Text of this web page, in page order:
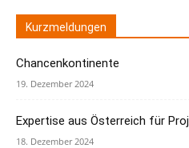
Kurzmeldungen
Chancenkontinente
19. Dezember 2024
Expertise aus Österreich für
18. Dezember 2024